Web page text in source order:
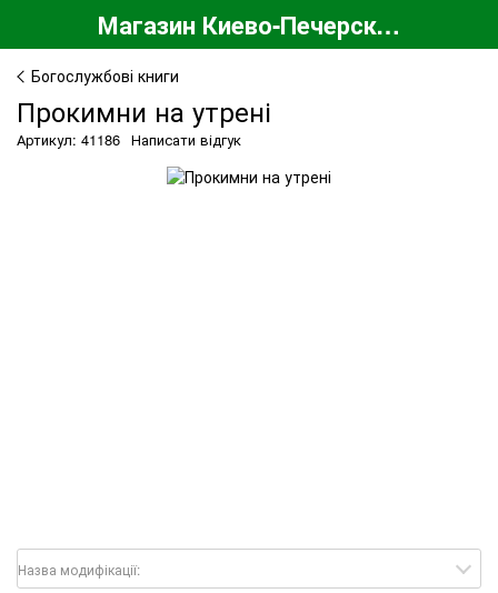
Магазин Киево-Печерской Лавры
Богослужбові книги
Прокимни на утрені
Артикул: 41186 Написати відгук
Назва модифікації: